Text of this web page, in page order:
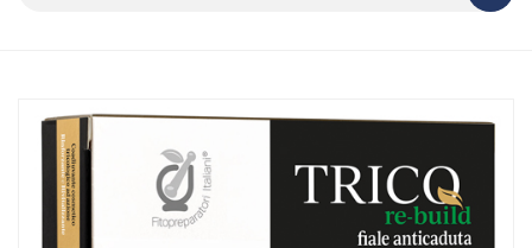
Fitopreparatori Italiani Trico Re-build 10 Fiale Da 8 Ml
Home
Catalogo
Fitopreparatori Italiani Trico Re-build 10 Fiale Da 8 Ml